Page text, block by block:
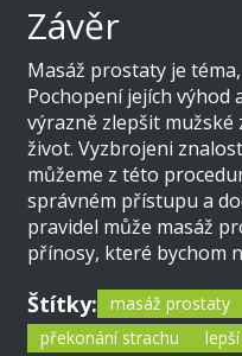
Závěr
Masáž prostaty je
Pochopení jejích výhod
výrazně zlepšit
život. Vyzbrojeni
můžeme z této
správném přístupu a
pravidel může masáž
přínosy, které bychom
Štítky: masáž prostaty
překonání strachu